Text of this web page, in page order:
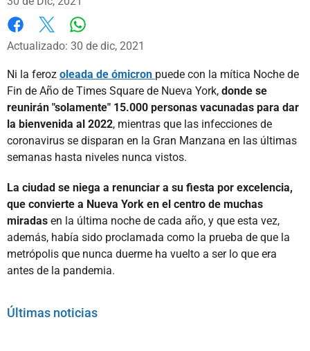
Facebook
X
Actualizado: 30 de dic, 2021
Ni la feroz oleada de ómicron puede con la mítica Noche de
Fin de Año de Times Square de Nueva York, donde se
reunirán "solamente" 15.000 personas vacunadas para dar
la bienvenida al 2022, mientras que las infecciones de
coronavirus se disparan en la Gran Manzana en las últimas
semanas hasta niveles nunca vistos.
La ciudad se niega a renunciar a su fiesta por excelencia,
que convierte a Nueva York en el centro de muchas
miradas en la última noche de cada año, y que esta vez,
además, había sido proclamada como la prueba de que la
metrópolis que nunca duerme ha vuelto a ser lo que era
antes de la pandemia.
Últimas noticias